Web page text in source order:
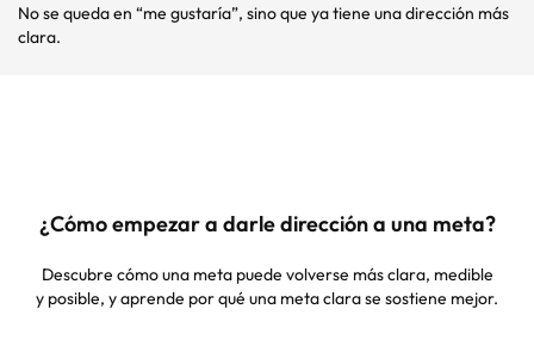
No se queda en “me gustaría”, sino que ya tiene una dirección más
clara.
¿Cómo empezar a darle dirección a una meta?
Descubre cómo una meta puede volverse más clara, medible
y posible, y aprende por qué una meta clara se sostiene mejor.